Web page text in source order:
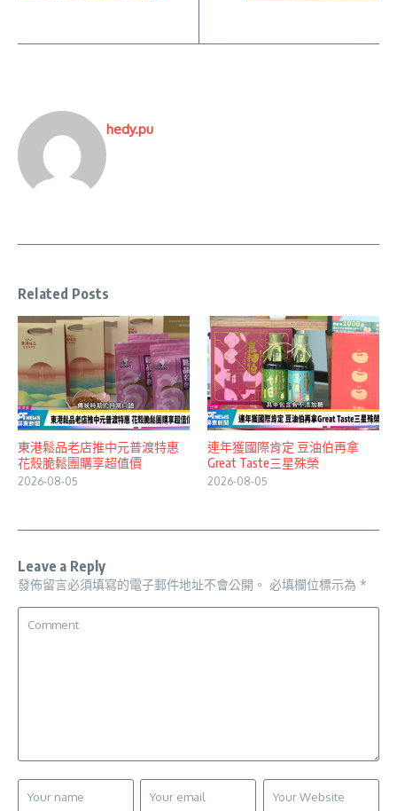
hedy.pu
Related Posts
東港鬆品老店推中元普渡特惠
花殼脆鬆團購享超值價
2026-08-05
連年獲國際肯定 豆油伯再拿
Great Taste三星殊榮
2026-08-05
Leave a Reply
發佈留言必須填寫的電子郵件地址不會公開。 必填欄位標示為 *